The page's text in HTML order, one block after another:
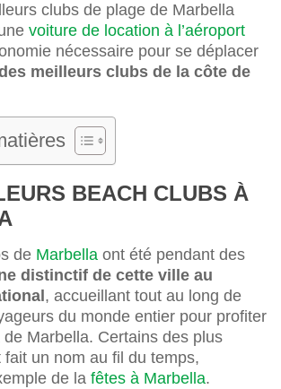
clubs de plage de Marbella
voiture de location à l’aéroport
nécessaire pour se déplacer
meilleurs clubs de la côte de
BEACH CLUBS À
de Marbella ont été pendant des
distinctif de cette ville au
, accueillant tout au long de
du monde entier pour profiter
Marbella. Certains des plus
un nom au fil du temps,
de la fêtes à Marbella.